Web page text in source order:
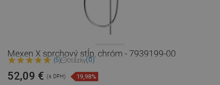
Mexen X sprchový stĺp, chróm - 7939199-00
(5) Otázky(0)
52,09 € (s DPH) 19,98%